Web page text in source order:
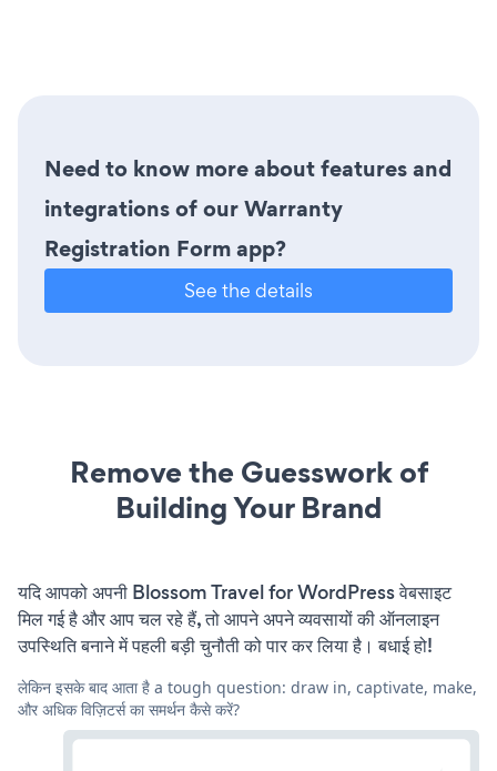
Need to know more about features and
integrations of our Warranty
Registration Form app?
See the details
Remove the Guesswork of
Building Your Brand
यदि आपको अपनी Blossom Travel for WordPress वेबसाइट
मिल गई है और आप चल रहे हैं, तो आपने अपने व्यवसायों की ऑनलाइन
उपस्थिति बनाने में पहली बड़ी चुनौती को पार कर लिया है। बधाई हो!
लेकिन इसके बाद आता है a tough question: draw in, captivate, make,
और अधिक विज़िटर्स का समर्थन कैसे करें?